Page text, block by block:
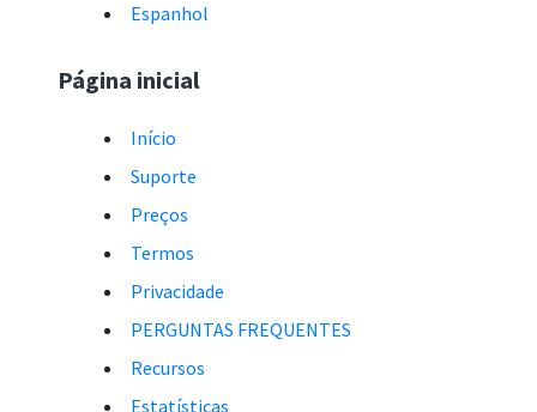
Espanhol
Página inicial
Início
Suporte
Preços
Termos
Privacidade
PERGUNTAS FREQUENTES
Recursos
Estatísticas